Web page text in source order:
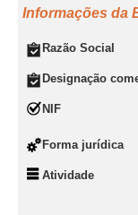
Informações da
Razão Social
Designação
NIF
Forma jurídica
Atividade